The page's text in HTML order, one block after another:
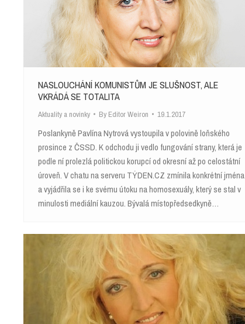
NASLOUCHÁNÍ KOMUNISTŮM JE SLUŠNOST, ALE
VKRÁDÁ SE TOTALITA
Aktuality a novinky By Editor Weiron 19.1.2017
Poslankyně Pavlína Nytrová vystoupila v polovině loňského
prosince z ČSSD. K odchodu ji vedlo fungování strany, která je
podle ní prolezlá politickou korupcí od okresní až po celostátní
úroveň. V chatu na serveru TÝDEN.CZ zmínila konkrétní jména
a vyjádřila se i ke svému útoku na homosexuály, který se stal v
minulosti mediální kauzou. Bývalá místopředsedkyně…